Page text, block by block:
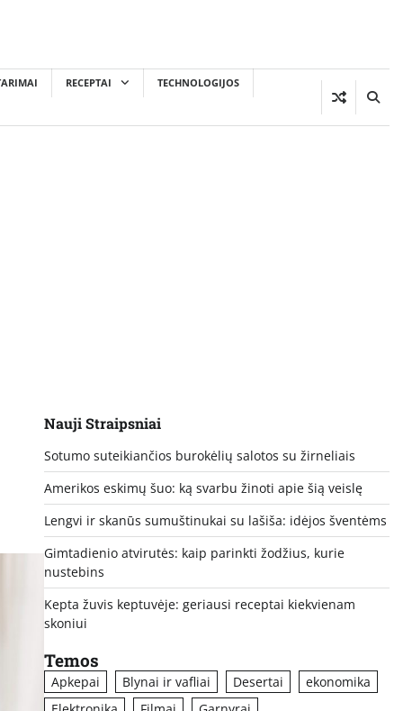
RECEPTAI TECHNOLOGIJOS
Nauji Straipsniai
Sotumo suteikiančios burokėlių salotos su žirneliais
Amerikos eskimų šuo: ką svarbu žinoti apie šią veislę
Lengvi ir skanūs sumuštinukai su lašiša: idėjos šventėms
Gimtadienio atvirutės: kaip parinkti žodžius, kurie
nustebins
Kepta žuvis keptuvėje: geriausi receptai kiekvienam
skoniui
Temos
Apkepai Blynai ir vafliai Desertai
ekonomika